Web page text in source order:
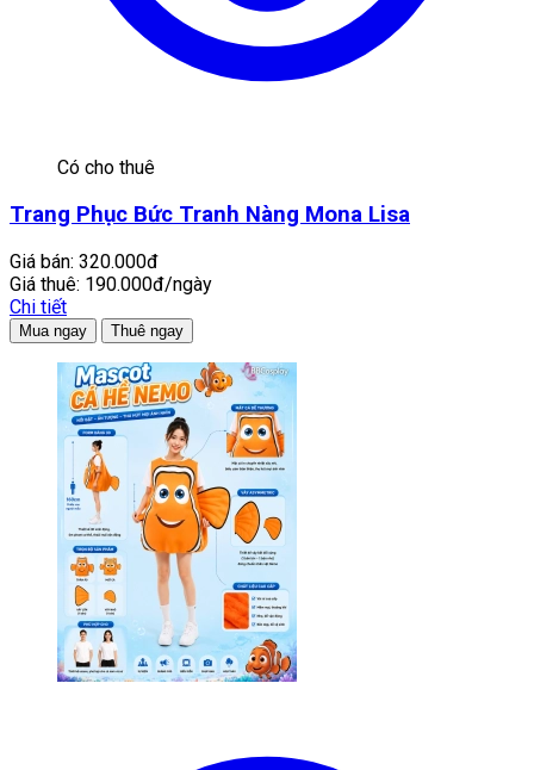
Có cho thuê
Trang Phục Bức Tranh Nàng Mona Lisa
Giá bán: 320.000đ
Giá thuê: 190.000đ/ngày
Chi tiết
Mua ngay Thuê ngay